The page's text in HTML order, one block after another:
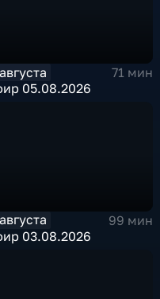
71 мин
05.08.2026
99 мин
03.08.2026